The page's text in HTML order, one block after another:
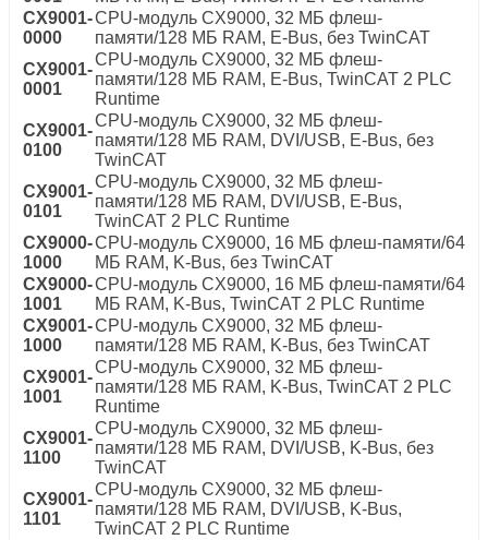
CX9001-
0000
CPU-модуль CX9000, 32 МБ флеш-
памяти/128 МБ RAM, E-Bus, без TwinCAT
CX9001-
0001
CPU-модуль CX9000, 32 МБ флеш-
памяти/128 МБ RAM, E-Bus, TwinCAT 2 PLC
Runtime
CX9001-
0100
CPU-модуль CX9000, 32 МБ флеш-
памяти/128 МБ RAM, DVI/USB, E-Bus, без
TwinCAT
CX9001-
0101
CPU-модуль CX9000, 32 МБ флеш-
памяти/128 МБ RAM, DVI/USB, E-Bus,
TwinCAT 2 PLC Runtime
CX9000-
1000
CPU-модуль CX9000, 16 МБ флеш-памяти/64
МБ RAM, K-Bus, без TwinCAT
CX9000-
1001
CPU-модуль CX9000, 16 МБ флеш-памяти/64
МБ RAM, K-Bus, TwinCAT 2 PLC Runtime
CX9001-
1000
CPU-модуль CX9000, 32 МБ флеш-
памяти/128 МБ RAM, K-Bus, без TwinCAT
CX9001-
1001
CPU-модуль CX9000, 32 МБ флеш-
памяти/128 МБ RAM, K-Bus, TwinCAT 2 PLC
Runtime
CX9001-
1100
CPU-модуль CX9000, 32 МБ флеш-
памяти/128 МБ RAM, DVI/USB, K-Bus, без
TwinCAT
CX9001-
1101
CPU-модуль CX9000, 32 МБ флеш-
памяти/128 МБ RAM, DVI/USB, K-Bus,
TwinCAT 2 PLC Runtime